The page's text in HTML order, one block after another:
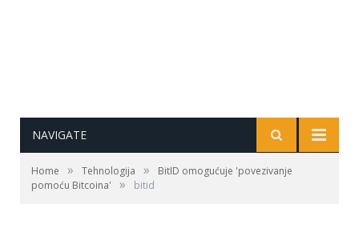
NAVIGATE
Home » Tehnologija »
BitID omogućuje 'povezivanje
pomoću Bitcoina'
» bitid